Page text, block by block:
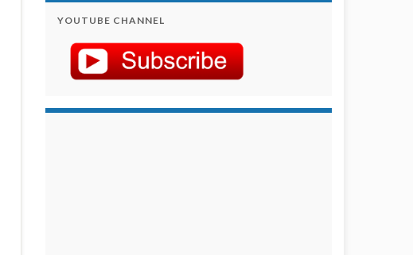
YOUTUBE CHANNEL